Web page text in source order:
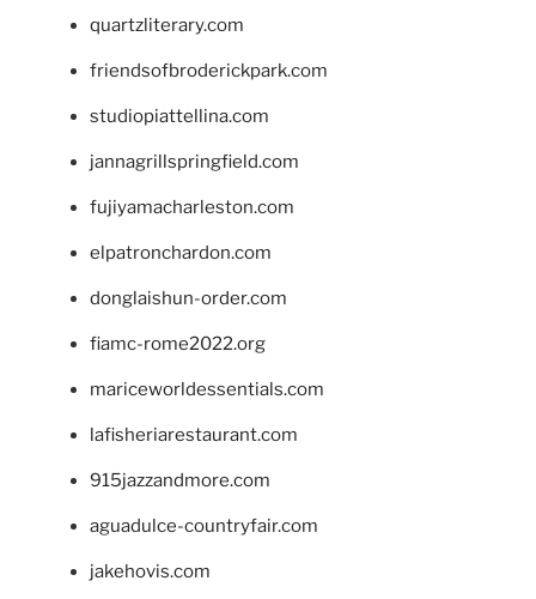
quartzliterary.com
friendsofbroderickpark.com
studiopiattellina.com
jannagrillspringfield.com
fujiyamacharleston.com
elpatronchardon.com
donglaishun-order.com
fiamc-rome2022.org
mariceworldessentials.com
lafisheriarestaurant.com
915jazzandmore.com
aguadulce-countryfair.com
jakehovis.com